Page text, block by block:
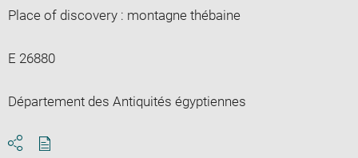
Place of discovery : montagne thébaine
E 26880
Département des Antiquités égyptiennes